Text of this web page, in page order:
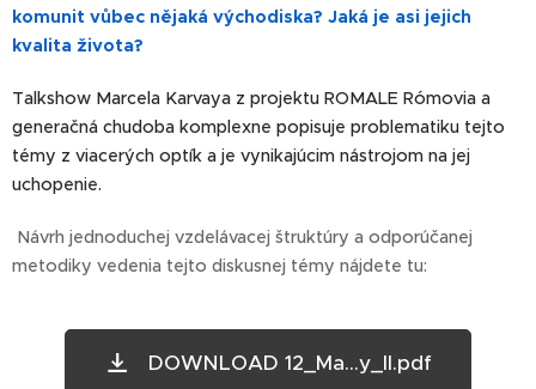
komunit vůbec nějaká východiska? Jaká je asi jejich
kvalita života?
Talkshow Marcela Karvaya z projektu ROMALE Rómovia a
generačná chudoba komplexne popisuje problematiku tejto
témy z viacerých optík a je vynikajúcim nástrojom na jej
uchopenie.
Návrh jednoduchej vzdelávacej štruktúry a odporúčanej
metodiky vedenia tejto diskusnej témy nájdete tu:
DOWNLOAD 12_Ma...y_II.pdf